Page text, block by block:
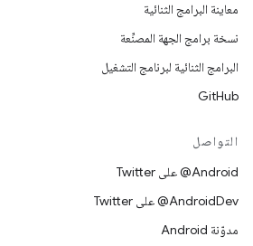
معاينة البرامج الثنائية
نسخة برامج الجهة المصنِّعة
البرامج الثنائية لبرنامج التشغيل
GitHub
التواصل
‎@Android على Twitter
‎@AndroidDev على Twitter
مدوّنة Android